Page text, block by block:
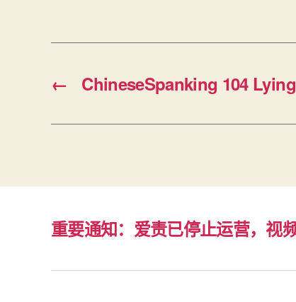
← ChineseSpanking 104
重要通知：爱责已停止运营，视